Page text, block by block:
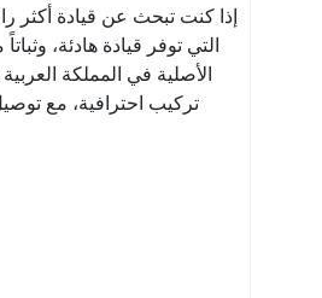
إذا كنت تبحث عن قيادة أكثر
التي توفر قيادة هادئة،
الأصلية في المملكة
تركيب احترافية، مع